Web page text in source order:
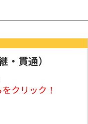
・貫通）
クリック！